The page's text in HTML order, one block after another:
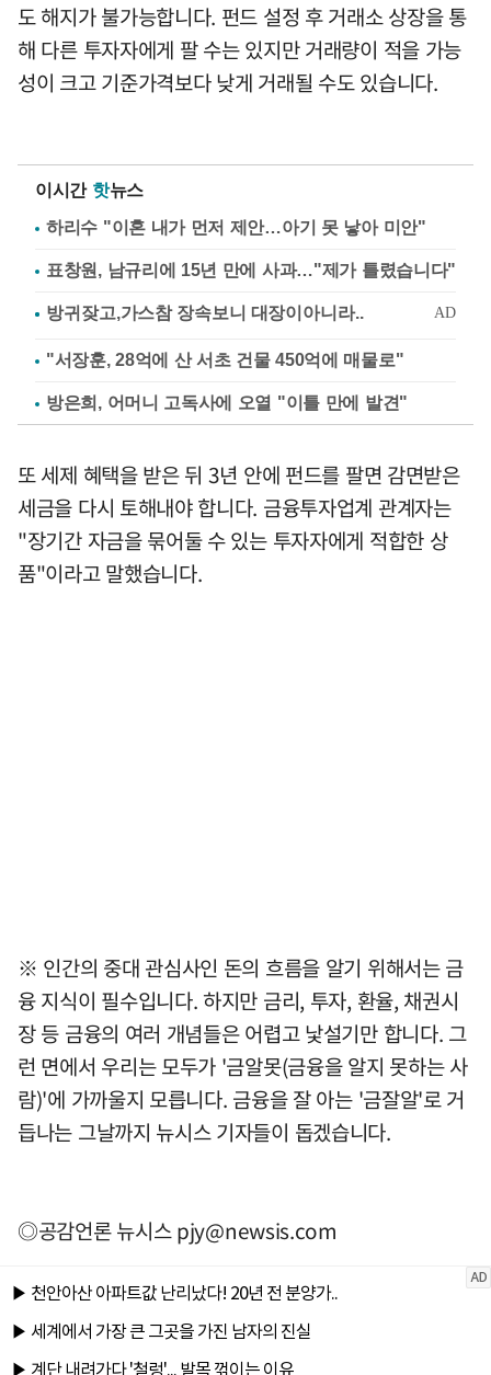
도 해지가 불가능합니다. 펀드 설정 후 거래소 상장을 통
해 다른 투자자에게 팔 수는 있지만 거래량이 적을 가능
성이 크고 기준가격보다 낮게 거래될 수도 있습니다.
이시간 핫뉴스
하리수 "이혼 내가 먼저 제안…아기 못 낳아 미안"
표창원, 남규리에 15년 만에 사과…"제가 틀렸습니다"
"서장훈, 28억에 산 서초 건물 450억에 매물로"
방은희, 어머니 고독사에 오열 "이틀 만에 발견"
또 세제 혜택을 받은 뒤 3년 안에 펀드를 팔면 감면받은
세금을 다시 토해내야 합니다. 금융투자업계 관계자는
"장기간 자금을 묶어둘 수 있는 투자자에게 적합한 상
품"이라고 말했습니다.
※ 인간의 중대 관심사인 돈의 흐름을 알기 위해서는 금
융 지식이 필수입니다. 하지만 금리, 투자, 환율, 채권시
장 등 금융의 여러 개념들은 어렵고 낯설기만 합니다. 그
런 면에서 우리는 모두가 '금알못(금융을 알지 못하는 사
람)'에 가까울지 모릅니다. 금융을 잘 아는 '금잘알'로 거
듭나는 그날까지 뉴시스 기자들이 돕겠습니다.
◎공감언론 뉴시스pjy@newsis.com